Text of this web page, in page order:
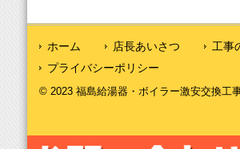
ホーム 店長あいさつ
工事
プライバシーポリシー
© 2023 福島給湯器・ボイラー激安交換工